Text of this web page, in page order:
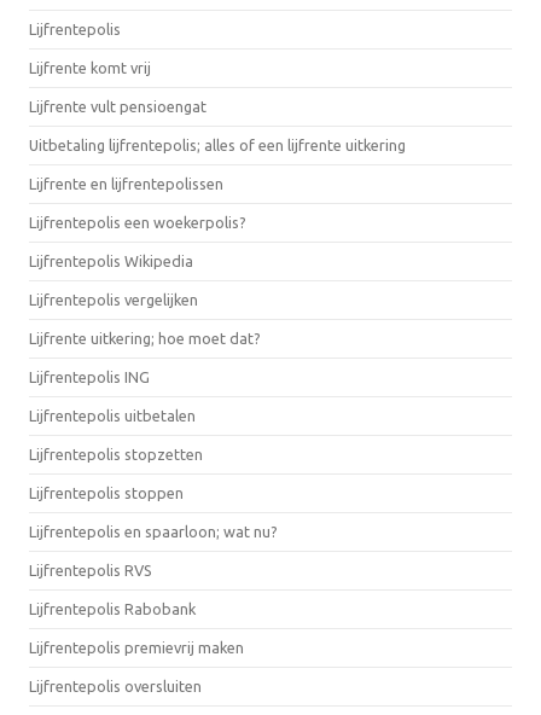
Lijfrentepolis
Lijfrente komt vrij
Lijfrente vult pensioengat
Uitbetaling lijfrentepolis; alles of een lijfrente uitkering
Lijfrente en lijfrentepolissen
Lijfrentepolis een woekerpolis?
Lijfrentepolis Wikipedia
Lijfrentepolis vergelijken
Lijfrente uitkering; hoe moet dat?
Lijfrentepolis ING
Lijfrentepolis uitbetalen
Lijfrentepolis stopzetten
Lijfrentepolis stoppen
Lijfrentepolis en spaarloon; wat nu?
Lijfrentepolis RVS
Lijfrentepolis Rabobank
Lijfrentepolis premievrij maken
Lijfrentepolis oversluiten